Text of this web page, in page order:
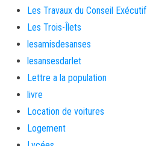
Les Travaux du Conseil Exécutif
Les Trois-Îlets
lesamisdesanses
lesansesdarlet
Lettre a la population
livre
Location de voitures
Logement